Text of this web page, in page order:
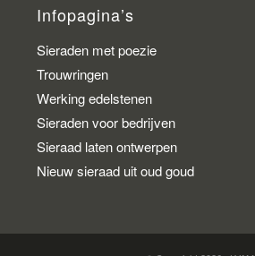
Infopagina’s
Sieraden met poezie
Trouwringen
Werking edelstenen
Sieraden voor bedrijven
Sieraad laten ontwerpen
Nieuw sieraad uit oud goud